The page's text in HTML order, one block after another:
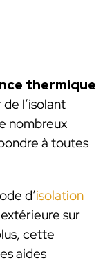
thermique
l’isolant
nombreux
à toutes
d’isolation
sur
cette
aides